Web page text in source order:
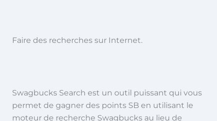
Faire des recherches sur Internet.
Swagbucks Search est un outil puissant qui vous
permet de gagner des points SB en utilisant le
moteur de recherche Swagbucks au lieu de